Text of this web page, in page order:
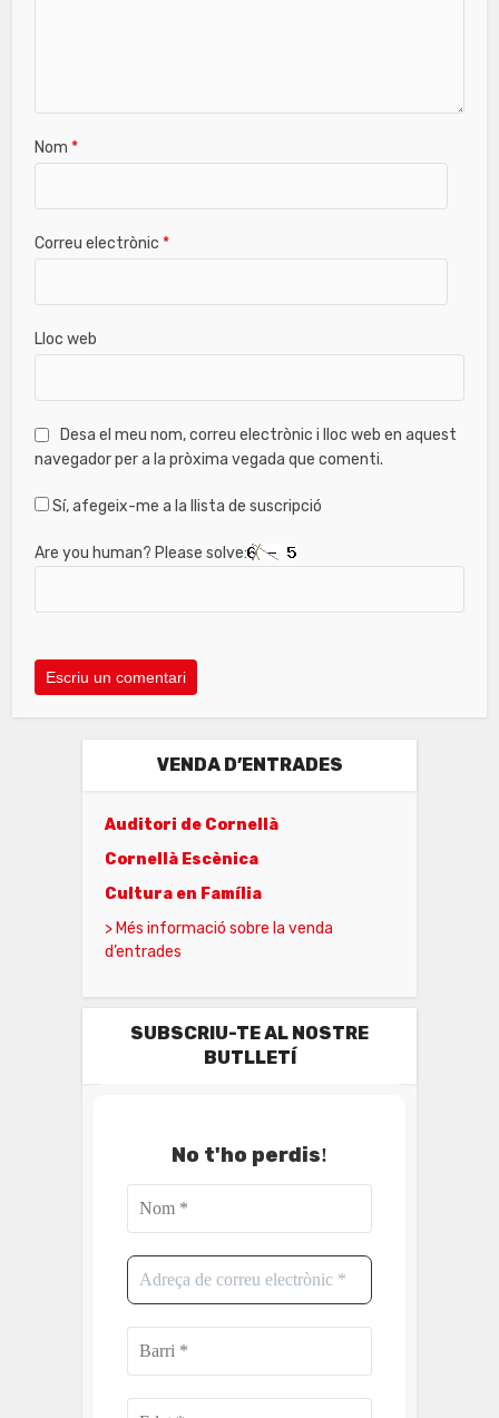
Nom*
Correu electrònic*
Lloc web
Desa el meu nom, correu electrònic i lloc web en aquest
navegador per a la pròxima vegada que comenti.
Sí, afegeix-me a la llista de suscripció
Are you human? Please solve:
VENDA D’ENTRADES
Auditori de Cornellà
Cornellà Escènica
Cultura en Família
> Més informació sobre la venda
d’entrades
SUBSCRIU-TE AL NOSTRE
BUTLLETÍ
No t'ho perdis!